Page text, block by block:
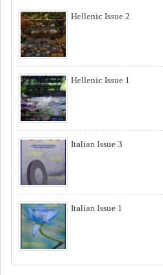
Hellenic Issue 2
Hellenic Issue 1
Italian Issue 3
Italian Issue 1